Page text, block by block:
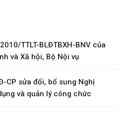
TTLT-BLĐTBXH-BNV của
và Xã hội, Bộ Nội vụ
CP sửa đổi, bổ sung Nghị
và quản lý công chức